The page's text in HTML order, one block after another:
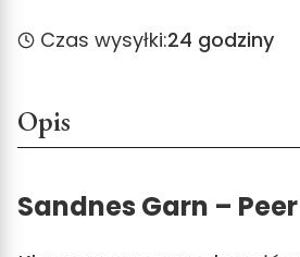
Czas wysyłki:24 godziny
Opis
Sandnes Garn –